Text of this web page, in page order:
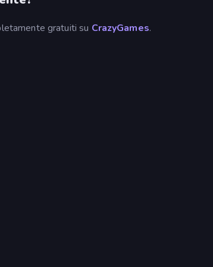
gratuiti su CrazyGames.